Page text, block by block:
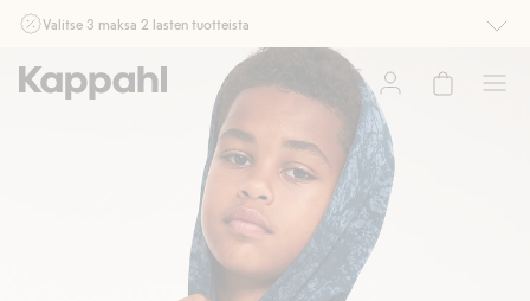
Valitse 3 maksa 2 lasten tuotteista
Ei Newbie. Ostaessasi 2 tuotetta tai enemmän. Voimassa 3-16.8. asti
myymälässä ja verkossa. Ei voi yhdistää muihin alennuksiin tai tarjouksiin.
Osta nyt